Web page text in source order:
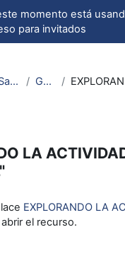
momento está
para invitados
Wellness Unizar: Salud y Bienestar General
LA
EXPLORANDO LA
el recurso.